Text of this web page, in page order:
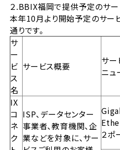
２.BBIX福岡で提供予定のサ
本年10月より開始予定のサー
通りです。
サ
ー
ビ
ス
名
サービス概要
サー
ニュ
IX
コ
ネ
ク
ISP、データセンター
事業者、教育機関、企
業などを対象に、サー ２ポ